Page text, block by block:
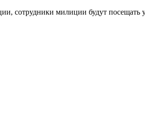
сотрудники милиции будут